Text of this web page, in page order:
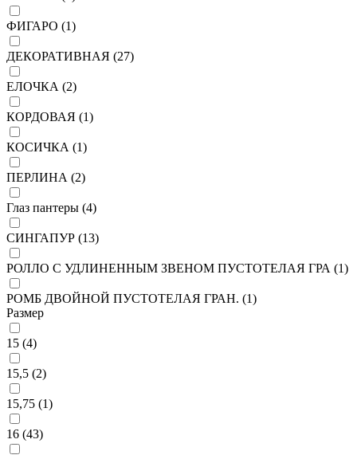
ФИГАРО (1)
ДЕКОРАТИВНАЯ (27)
ЕЛОЧКА (2)
КОРДОВАЯ (1)
КОСИЧКА (1)
ПЕРЛИНА (2)
Глаз пантеры (4)
СИНГАПУР (13)
РОЛЛО С УДЛИНЕННЫМ ЗВЕНОМ ПУСТОТЕЛАЯ ГРА (1)
РОМБ ДВОЙНОЙ ПУСТОТЕЛАЯ ГРАН. (1)
Размер
15 (4)
15,5 (2)
15,75 (1)
16 (43)